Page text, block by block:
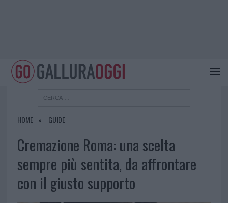
HOME GUIDE
Cremazione Roma: una scelta
sempre più sentita, da affrontare
con il giusto supporto